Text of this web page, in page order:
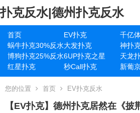
扑克反水|德州扑克反水
首页 EV扑克 千亿
蜗牛扑克30%反水大发扑克 神扑
博狗扑克25%反水6UP扑克之星 天龙
红星扑克
秒Call扑克 新葡
您的位置 首页 EV扑克反水
【EV扑克】德州扑克居然在《披